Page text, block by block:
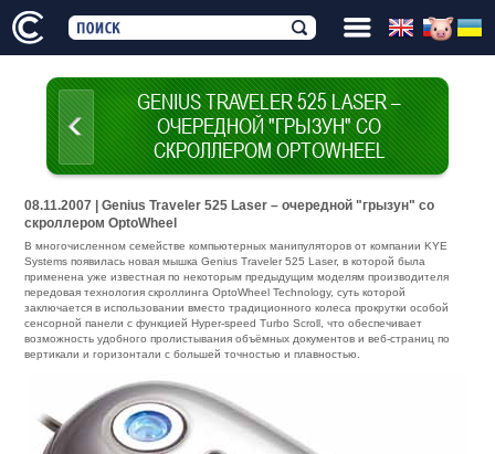
GENIUS TRAVELER 525 LASER –
ОЧЕРЕДНОЙ "ГРЫЗУН" СО
СКРОЛЛЕРОМ OPTOWHEEL
08.11.2007 | Genius Traveler 525 Laser – очередной "грызун" со
скроллером OptoWheel
В многочисленном семействе компьютерных манипуляторов от компании KYE
Systems появилась новая мышка Genius Traveler 525 Laser, в которой была
применена уже известная по некоторым предыдущим моделям производителя
передовая технология скроллинга OptoWheel Technology, суть которой
заключается в использовании вместо традиционного колеса прокрутки особой
сенсорной панели с функцией Hyper-speed Turbo Scroll, что обеспечивает
возможность удобного пролистывания объёмных документов и веб-страниц по
вертикали и горизонтали с большей точностью и плавностью.